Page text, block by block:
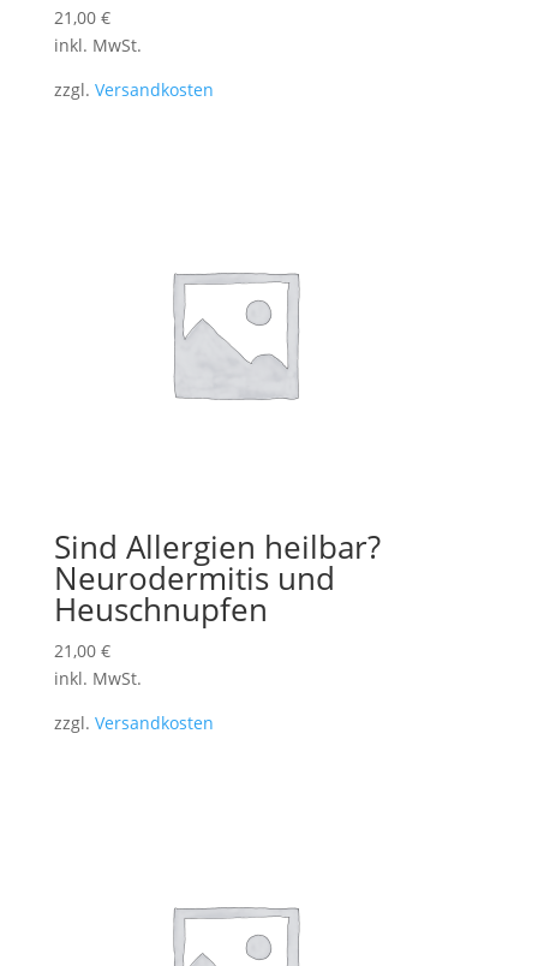
21,00 €
inkl. MwSt.
zzgl. Versandkosten
Sind Allergien heilbar?
Neurodermitis und
Heuschnupfen
21,00 €
inkl. MwSt.
zzgl. Versandkosten